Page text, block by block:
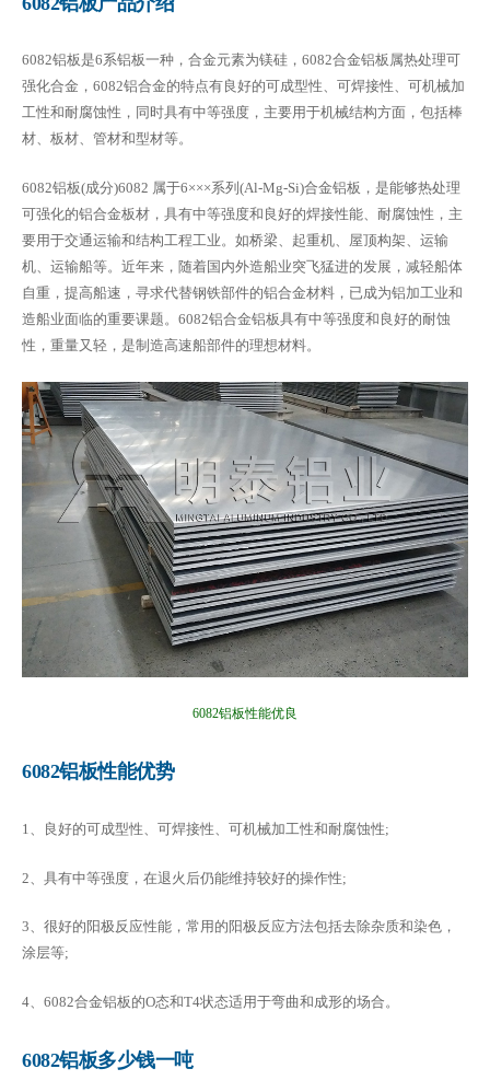
6082铝板是6系铝板一种，合金元素为镁硅，6082合金铝板属热处理可
强化合金，6082铝合金的特点有良好的可成型性、可焊接性、可机械加
工性和耐腐蚀性，同时具有中等强度，主要用于机械结构方面，包括棒
材、板材、管材和型材等。
6082铝板(成分)6082 属于6×××系列(Al-Mg-Si)合金铝板，是能够热处理
可强化的铝合金板材，具有中等强度和良好的焊接性能、耐腐蚀性，主
要用于交通运输和结构工程工业。如桥梁、起重机、屋顶构架、运输
机、运输船等。近年来，随着国内外造船业突飞猛进的发展，减轻船体
自重，提高船速，寻求代替钢铁部件的铝合金材料，已成为铝加工业和
造船业面临的重要课题。6082铝合金铝板具有中等强度和良好的耐蚀
性，重量又轻，是制造高速船部件的理想材料。
6082铝板性能优良
6082铝板性能优势
1、良好的可成型性、可焊接性、可机械加工性和耐腐蚀性;
2、具有中等强度，在退火后仍能维持较好的操作性;
3、很好的阳极反应性能，常用的阳极反应方法包括去除杂质和染色，
涂层等;
4、6082合金铝板的O态和T4状态适用于弯曲和成形的场合。
6082铝板多少钱一吨